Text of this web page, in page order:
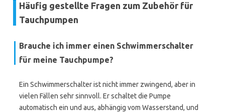
Häufig gestellte Fragen zum Zubehör für
Tauchpumpen
Brauche ich immer einen Schwimmerschalter
für meine Tauchpumpe?
Ein Schwimmerschalter ist nicht immer zwingend, aber in
vielen Fällen sehr sinnvoll. Er schaltet die Pumpe
automatisch ein und aus, abhängig vom Wasserstand, und